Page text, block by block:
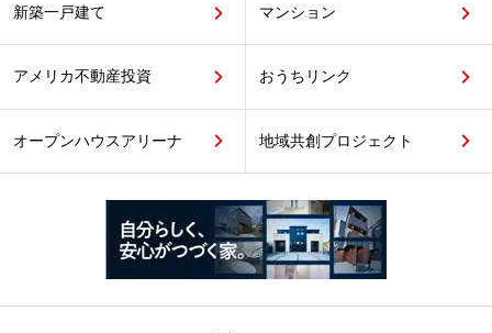
新築一戸建て マンション
アメリカ不動産投資 おうちリンク
オープンハウスアリーナ 地域共創プロジェクト